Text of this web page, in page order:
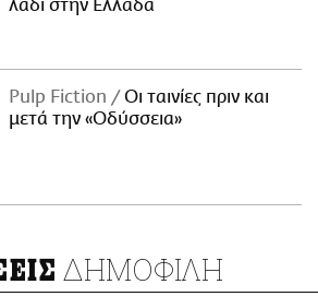
λάδι στην Ελλάδα
Pulp Fiction
Οι ταινίες πριν και
μετά την «Οδύσσεια»
ΔΗΜΟΦΙΛΗ